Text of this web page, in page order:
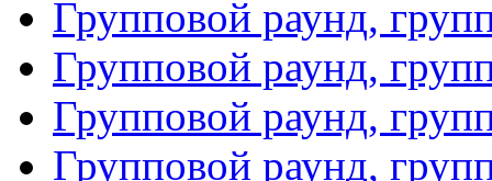
Групповой раунд,
Групповой раунд,
Групповой раунд,
Групповой раунд,